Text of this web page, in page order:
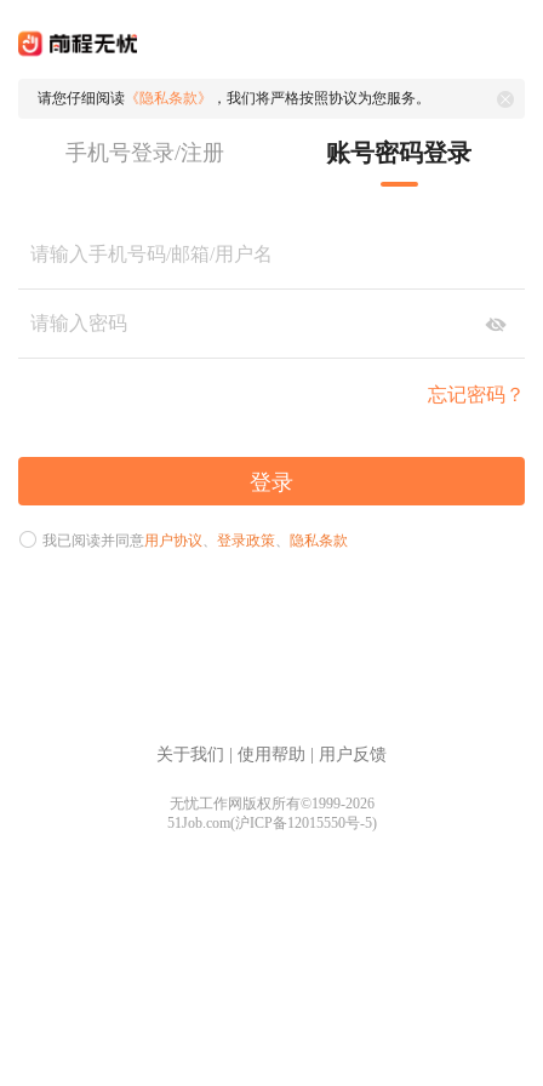
请您仔细阅读 《隐私条款》 ，我们将严格按照协议为您服务。
手机号登录/注册 账号密码登录
忘记密码？
登录
我已阅读并同意用户协议、 登录政策、 隐私条款
关于我们 使用帮助 用户反馈
无忧工作网版权所有©1999-2026
51Job.com(沪ICP备12015550号-5)